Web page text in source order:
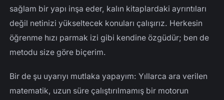
sağlam bir yapı inşa eder, kalın kitaplardaki ayrıntıları
değil netinizi yükseltecek konuları çalışırız. Herkesin
öğrenme hızı parmak izi gibi kendine özgüdür; ben de
metodu size göre biçerim.
Bir de şu uyarıyı mutlaka yapayım: Yıllarca ara verilen
matematik, uzun süre çalıştırılmamış bir motorun